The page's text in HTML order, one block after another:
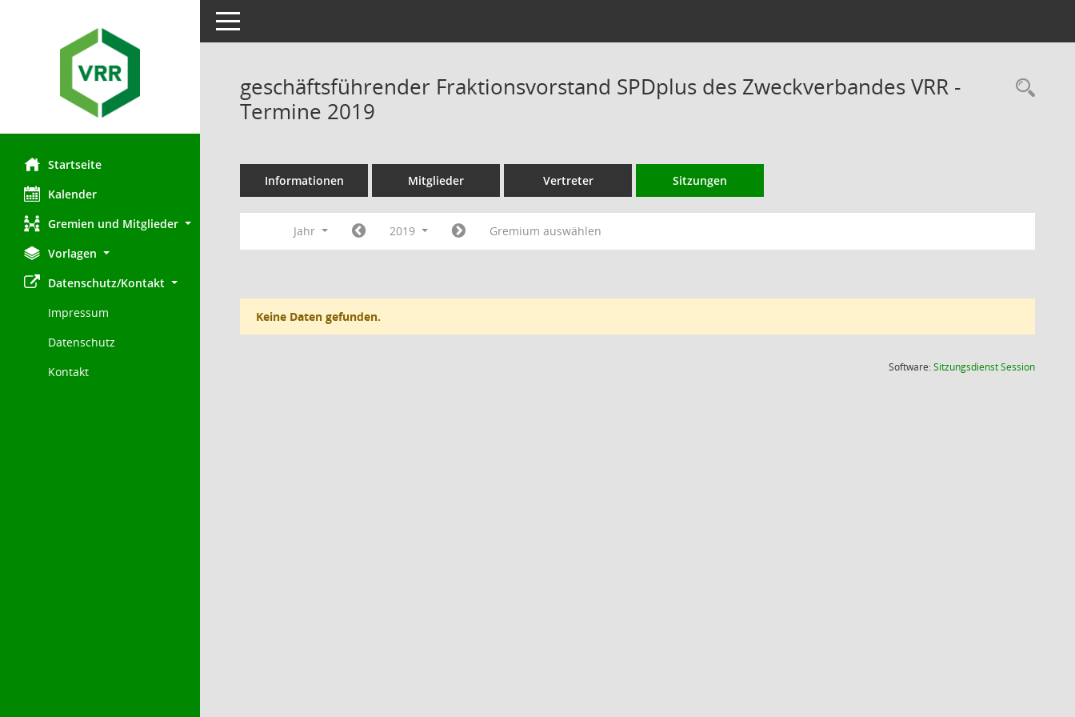
Startseite
Kalender
Gremien und Mitglieder
Vorlagen
Datenschutz/Kontakt
Impressum
Datenschutz
Kontakt
Toggle navigation
geschäftsführender Fraktionsvorstand SPDplus des Zweckverbandes VRR -
Termine 2019
Informationen Mitglieder Vertreter Sitzungen
Jahr 2019 Gremium auswählen
Keine Daten gefunden.
Software:SitzungsdienstSession(Wird in